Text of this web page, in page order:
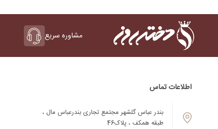
مشاوره سریع
اطلاعات تماس
بندر عباس گلشهر مجتمع تجاری بندرعباس مال ،
طبقه همکف ، پلاک46